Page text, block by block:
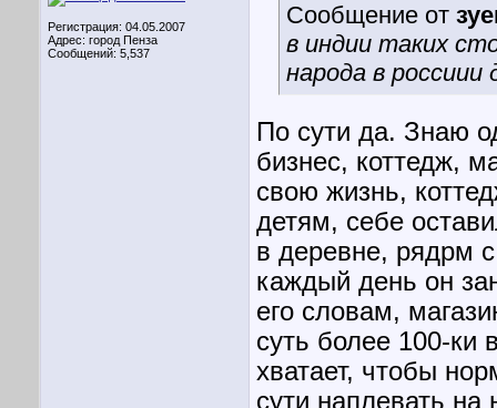
Регистрация: 04.05.2007
Адрес: город Пенза
Сообщений: 5,537
Сообщение от
в индии таких
народа в
По сути да. Знаю
бизнес, коттедж,
свою жизнь,
детям, себе
в деревне, рядрм
каждый день он
его словам,
суть более 100-ки
хватает, чтобы
сути наплевать